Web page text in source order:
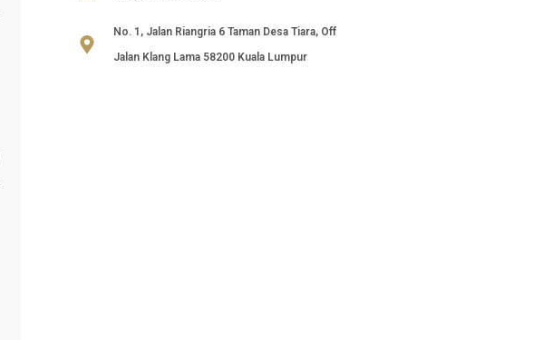
No. 1, Jalan Riangria 6 Taman Desa Tiara, Off
Jalan Klang Lama 58200 Kuala Lumpur